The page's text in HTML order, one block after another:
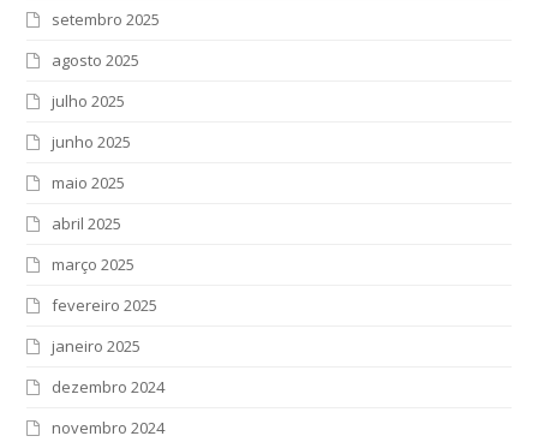
setembro 2025
agosto 2025
julho 2025
junho 2025
maio 2025
abril 2025
março 2025
fevereiro 2025
janeiro 2025
dezembro 2024
novembro 2024